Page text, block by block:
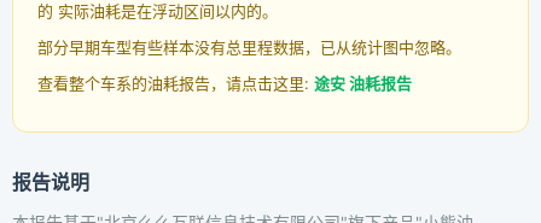
的 实际油耗是在浮动区间以内的。
部分早期车型有些样本没有总里程数据，已从统计图中忽略。
查看整个车系的油耗报告，请点击这里: 途安 油耗报告
报告说明